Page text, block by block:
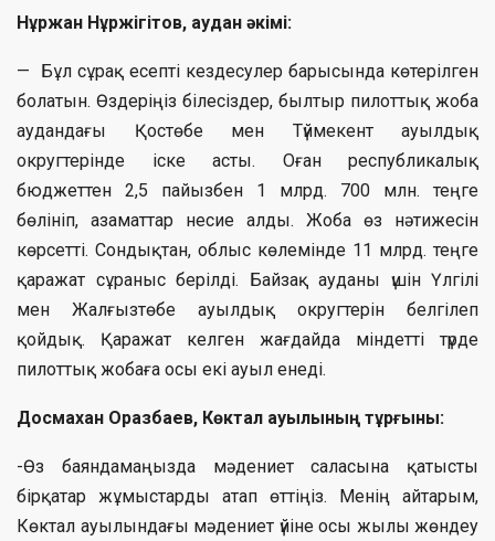
Нұржан Нұржігітов, аудан әкімі:
— Бұл сұрақ есепті кездесулер барысында көтерілген
болатын. Өздеріңіз білесіздер, былтыр пилоттық жоба
аудандағы Қостөбе мен Түймекент ауылдық
округтерінде іске асты. Оған республикалық
бюджеттен 2,5 пайызбен 1 млрд. 700 млн. теңге
бөлініп, азаматтар несие алды. Жоба өз нәтижесін
көрсетті. Сондықтан, облыс көлемінде 11 млрд. теңге
қаражат сұраныс берілді. Байзақ ауданы үшін Үлгілі
мен Жалғызтөбе ауылдық округтерін белгілеп
қойдық. Қаражат келген жағдайда міндетті түрде
пилоттық жобаға осы екі ауыл енеді.
Досмахан Оразбаев, Көктал ауылының тұрғыны:
-Өз баяндамаңызда мәдениет саласына қатысты
бірқатар жұмыстарды атап өттіңіз. Менің айтарым,
Көктал ауылындағы мәдениет үйіне осы жылы жөндеу